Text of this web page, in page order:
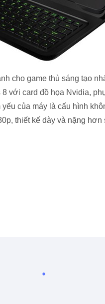
cho game thủ sáng tạo
với card đồ họa Nvidia,
của máy là cấu hình
thiết kế dày và nặng